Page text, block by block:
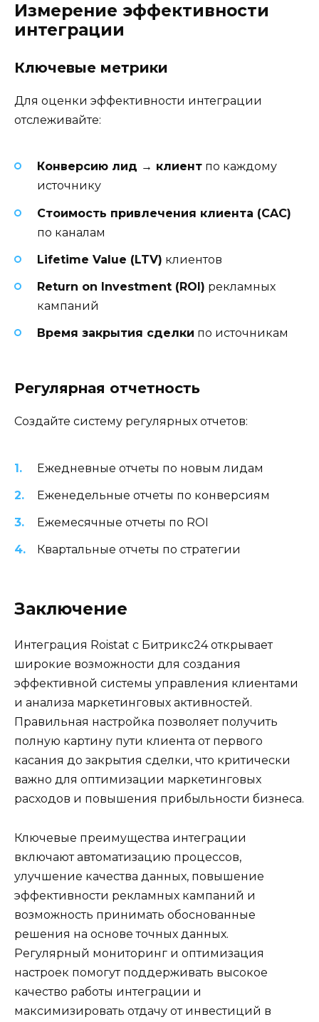
Измерение эффективности
интеграции
Ключевые метрики
Для оценки эффективности интеграции
отслеживайте:
Конверсию лид → клиент по каждому
источнику
Стоимость привлечения клиента (CAC)
по каналам
Lifetime Value (LTV) клиентов
Return on Investment (ROI) рекламных
кампаний
Время закрытия сделки по источникам
Регулярная отчетность
Создайте систему регулярных отчетов:
Ежедневные отчеты по новым лидам
Еженедельные отчеты по конверсиям
Ежемесячные отчеты по ROI
Квартальные отчеты по стратегии
Заключение
Интеграция Roistat с Битрикс24 открывает
широкие возможности для создания
эффективной системы управления клиентами
и анализа маркетинговых активностей.
Правильная настройка позволяет получить
полную картину пути клиента от первого
касания до закрытия сделки, что критически
важно для оптимизации маркетинговых
расходов и повышения прибыльности бизнеса.
Ключевые преимущества интеграции
включают автоматизацию процессов,
улучшение качества данных, повышение
эффективности рекламных кампаний и
возможность принимать обоснованные
решения на основе точных данных.
Регулярный мониторинг и оптимизация
настроек помогут поддерживать высокое
качество работы интеграции и
максимизировать отдачу от инвестиций в